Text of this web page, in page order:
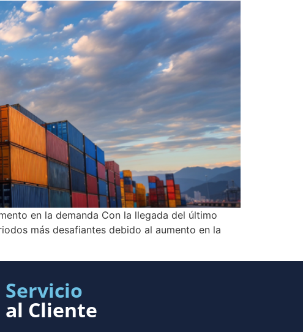
en la demanda Con la llegada del último
más desafiantes debido al aumento en la
Servicio
al Cliente